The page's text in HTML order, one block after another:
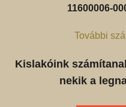
11600006-
További
Kislakóink
nekik a